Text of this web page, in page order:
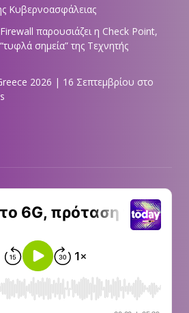
Κυβερνοασφάλειας
παρουσιάζει η Check Point,
σημεία” της Τεχνητής
2026 | 16 Σεπτεμβρίου στο